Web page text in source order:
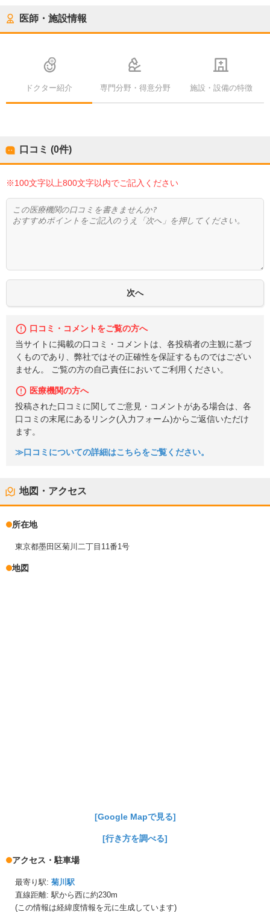
医師・施設情報
ドクター紹介 専門分野・得意分野 施設・設備の特徴
口コミ (0件)
※100文字以上800文字以内でご記入ください
口コミ・コメントをご覧の方へ
当サイトに掲載の口コミ・コメントは、各投稿者の主観に基づ
くものであり、弊社ではその正確性を保証するものではござい
ません。 ご覧の方の自己責任においてご利用ください。
医療機関の方へ
投稿された口コミに関してご意見・コメントがある場合は、各
口コミの末尾にあるリンク(入力フォーム)からご返信いただけ
ます。
≫口コミについての詳細はこちらをご覧ください。
地図・アクセス
所在地
東京都墨田区菊川二丁目11番1号
地図
[Google Mapで見る]
[行き方を調べる]
アクセス・駐車場
最寄り駅: 菊川駅
直線距離: 駅から西に約230m
(この情報は経緯度情報を元に生成しています)